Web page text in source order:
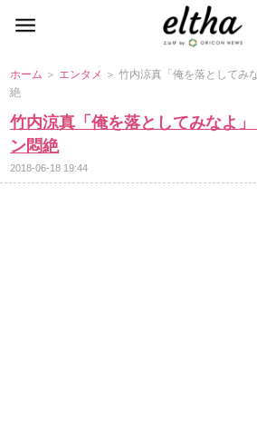
ホーム ＞ エンタメ ＞ 竹内涼真「俺を落として
絶
竹内涼真「俺を落としてみなよ
ン悶絶
2018-06-18 19:44